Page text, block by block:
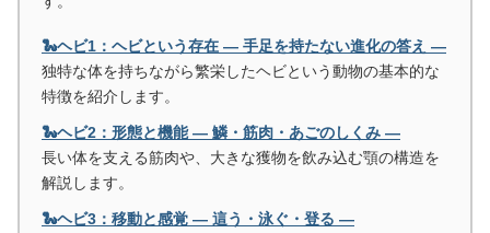
🐍ヘビ1：ヘビという存在 ― 手足を持たない進化の答え ―
独特な体を持ちながら繁栄したヘビという動物の基本的な
特徴を紹介します。
🐍ヘビ2：形態と機能 ― 鱗・筋肉・あごのしくみ ―
長い体を支える筋肉や、大きな獲物を飲み込む顎の構造を
解説します。
🐍ヘビ3：移動と感覚 ― 這う・泳ぐ・登る ―